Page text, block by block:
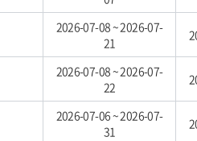
2026-07-08 ~ 2026-07-
21
2026-07-08 ~ 2026-07-
22
2026-07-06 ~ 2026-07-
31